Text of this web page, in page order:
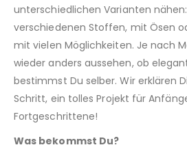
unterschiedlichen Varianten
verschiedenen Stoffen, mit Ösen
mit vielen Möglichkeiten. Je nach
wieder anders aussehen, ob
bestimmst Du selber. Wir erklären
Schritt, ein tolles Projekt für
Fortgeschrittene!
Was bekommst Du?